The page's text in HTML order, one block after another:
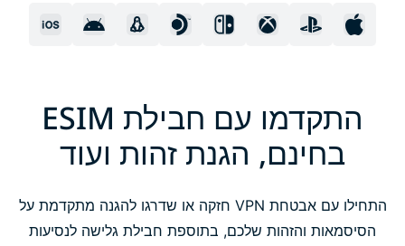
התקדמו עם חבילת ESIM
בחינם, הגנת זהות ועוד
התחילו עם אבטחת VPN חזקה או שדרגו להגנה מתקדמת על
הסיסמאות והזהות שלכם, בתוספת חבילת גלישה לנסיעות